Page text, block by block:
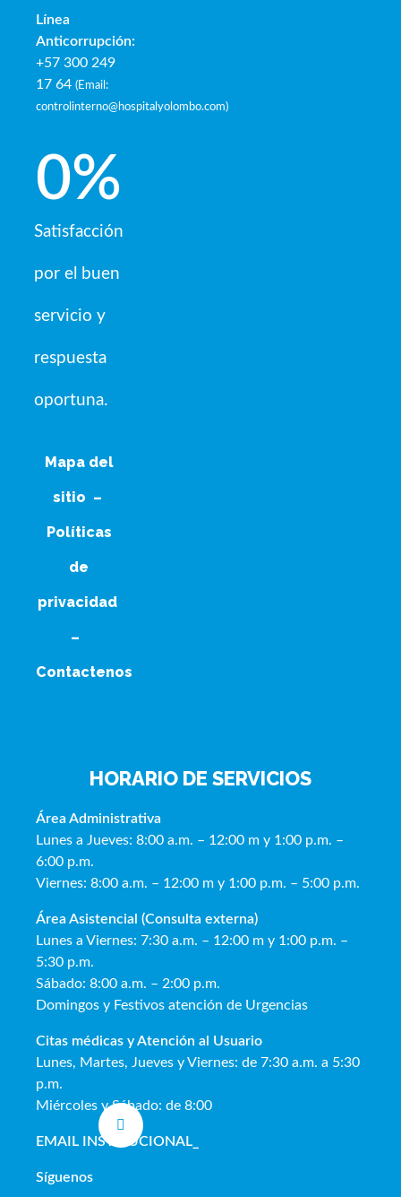
Línea
Anticorrupción:
+57 300 249
17 64 (Email:
controlinterno@hospitalyolombo.com)
Satisfacción
por el buen
servicio y
respuesta
oportuna.
0%
Mapa del
sitio –
Políticas
de
privacidad
–
Contactenos
HORARIO DE SERVICIOS
Área Administrativa
Lunes a Jueves: 8:00 a.m. – 12:00 m y 1:00 p.m. –
6:00 p.m.
Viernes: 8:00 a.m. – 12:00 m y 1:00 p.m. – 5:00 p.m.
Área Asistencial (Consulta externa)
Lunes a Viernes: 7:30 a.m. – 12:00 m y 1:00 p.m. –
5:30 p.m.
Sábado: 8:00 a.m. – 2:00 p.m.
Domingos y Festivos atención de Urgencias
Citas médicas y Atención al Usuario
Lunes, Martes, Jueves y Viernes: de 7:30 a.m. a 5:30
p.m.
Miércoles y Sábado: de 8:00
EMAIL INSTITUCIONAL
Síguenos